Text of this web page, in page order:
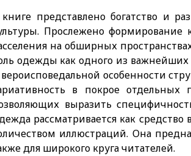
представлено богатство и
Прослежено
на обширных
одежды как одного из важнейших
особенности
в покрое отдельных
выразить
рассматривается как
иллюстраций. Она
для широкого круга читателей.